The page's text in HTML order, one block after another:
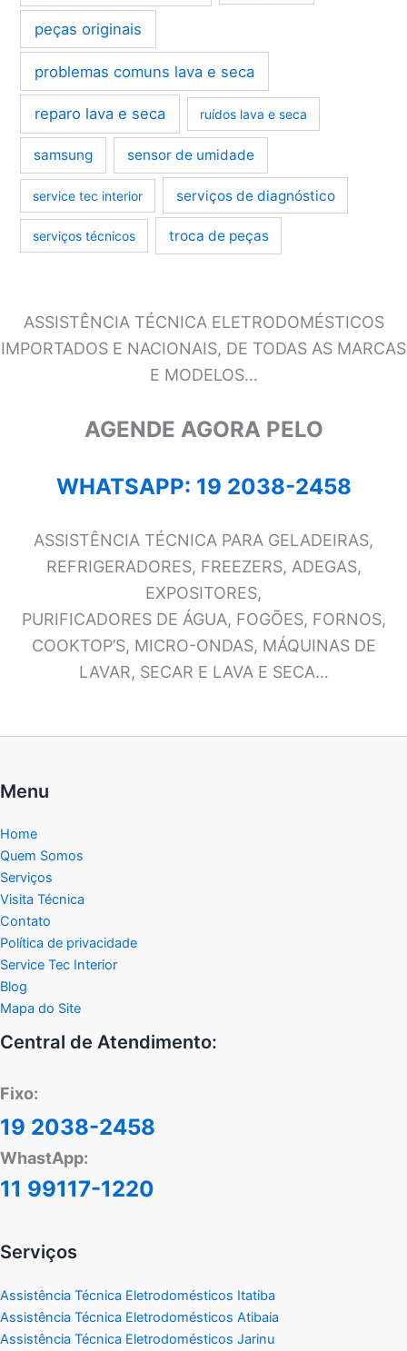
peças originais
problemas comuns lava e seca
reparo lava e seca ruídos lava e seca
samsung sensor de umidade
service tec interior serviços de diagnóstico
serviços técnicos troca de peças
ASSISTÊNCIA TÉCNICA ELETRODOMÉSTICOS
IMPORTADOS E NACIONAIS, DE TODAS AS MARCAS
E MODELOS…
AGENDE AGORA PELO
WHATSAPP: 19 2038-2458
ASSISTÊNCIA TÉCNICA PARA GELADEIRAS,
REFRIGERADORES, FREEZERS, ADEGAS,
EXPOSITORES,
PURIFICADORES DE ÁGUA, FOGÕES, FORNOS,
COOKTOP’S, MICRO-ONDAS, MÁQUINAS DE
LAVAR, SECAR E LAVA E SECA…
Menu
Home
Quem Somos
Serviços
Visita Técnica
Contato
Política de privacidade
Service Tec Interior
Blog
Mapa do Site
Central de Atendimento:
Fixo:
19 2038-2458
WhastApp:
11 99117-1220
Serviços
Assistência Técnica Eletrodomésticos Itatiba
Assistência Técnica Eletrodomésticos Atibaia
Assistência Técnica Eletrodomésticos Jarinu